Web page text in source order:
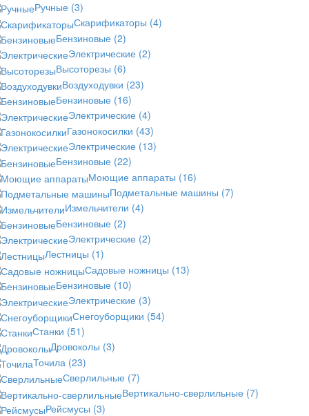
Ручные (3)
Скарификаторы (4)
Бензиновые (2)
Электрические (2)
Высоторезы (6)
Воздуходувки (23)
Бензиновые (16)
Электрические (4)
Газонокосилки (43)
Электрические (13)
Бензиновые (22)
Моющие аппараты (16)
Подметальные машины (7)
Измельчители (4)
Бензиновые (2)
Электрические (2)
Лестницы (1)
Садовые ножницы (13)
Бензиновые (10)
Электрические (3)
Снегоуборщики (54)
Станки (51)
Дровоколы (3)
Точила (23)
Сверлильные (7)
Вертикально-сверлильные (7)
Рейсмусы (3)